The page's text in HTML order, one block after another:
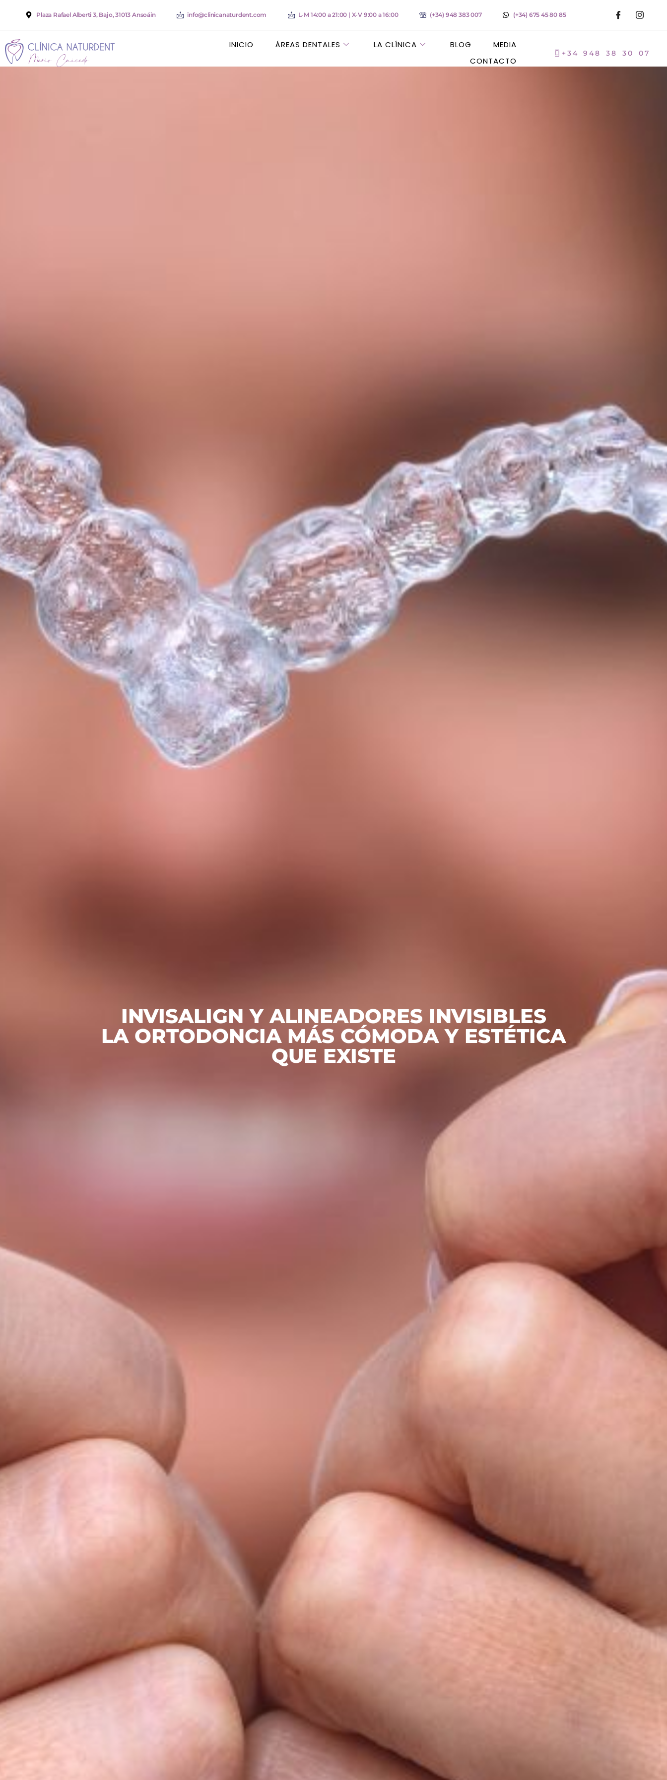
Plaza Rafael Alberti 3, Bajo, 31013 Ansoáin info@clinicanaturdent.com L-M 14:00 a 21:00 | X-V 9:00 a 16:00 (+34) 948 383 007 (+34) 675 45 80 85
INICIO ÁREAS DENTALES LA CLÍNICA BLOG
MEDIA
CONTACTO
+34 948 38 30 07
INVISALIGN Y ALINEADORES INVISIBLES
LA ORTODONCIA MÁS CÓMODA Y ESTÉTICA
QUE EXISTE